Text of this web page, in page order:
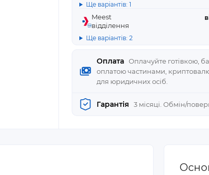
Оплата Оплачуйте готівкою,
оплатою частинами,
для юридичних осіб.
Ще варіантів: 1
Meest
відділення
Ще варіантів: 2
Гарантія 3 місяці. Обмін/